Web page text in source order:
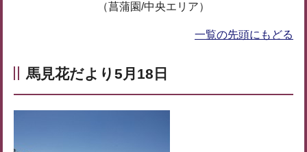
（菖蒲園/中央エリア）
一覧の先頭にもどる
馬見花だより5月18日